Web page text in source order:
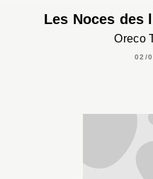
Les Noces des
Oreco
02/